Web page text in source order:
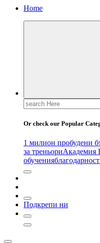
Home
Search
for:
Or check our Popular
1 милион пробудени
за треньориАкадемия
обученияблагодарност
Подкрепи ни